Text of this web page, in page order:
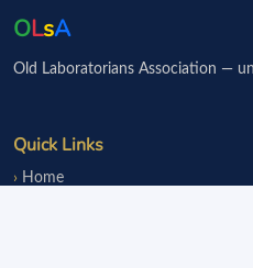
OLsA
Old Laboratorians Association —
Quick Links
Home